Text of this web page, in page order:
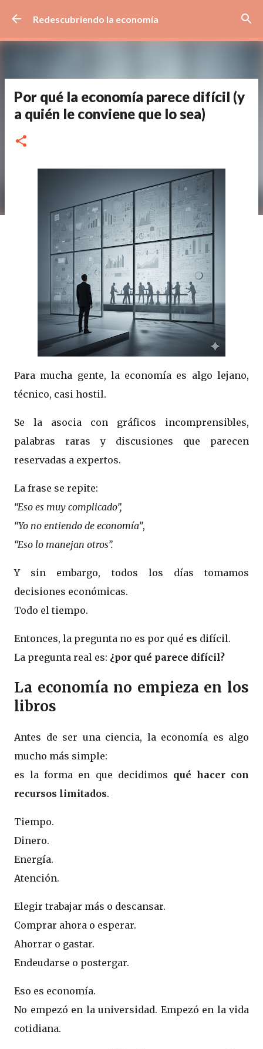
Ir al contenido principal
Redescubriendo la economía
Por qué la economía parece difícil (y
a quién le conviene que lo sea)
Para mucha gente, la economía es algo lejano,
técnico, casi hostil.
Se la asocia con gráficos incomprensibles,
palabras raras y discusiones que parecen
reservadas a expertos.
La frase se repite:
“Eso es muy complicado”,
“Yo no entiendo de economía”,
“Eso lo manejan otros”.
Y sin embargo, todos los días tomamos
decisiones económicas.
Todo el tiempo.
Entonces, la pregunta no es por qué es difícil.
La pregunta real es: ¿por qué parece difícil?
La economía no empieza en los
libros
Antes de ser una ciencia, la economía es algo
mucho más simple:
es la forma en que decidimos qué hacer con
recursos limitados.
Tiempo.
Dinero.
Energía.
Atención.
Elegir trabajar más o descansar.
Comprar ahora o esperar.
Ahorrar o gastar.
Endeudarse o postergar.
Eso es economía.
No empezó en la universidad. Empezó en la vida
cotidiana.